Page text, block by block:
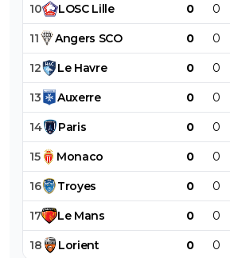
10 LOSC Lille 0 0
11 Angers SCO 0 0
12 Le Havre 0 0
13 Auxerre 0 0
14 Paris 0 0
15 Monaco 0 0
16 Troyes 0 0
17 Le Mans 0 0
18 Lorient 0 0